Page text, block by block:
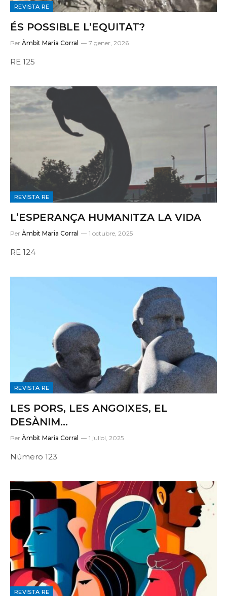
REVISTA RE
ÉS POSSIBLE L’EQUITAT?
Per Àmbit Maria Corral 7 gener, 2026
RE 125
REVISTA RE
L’ESPERANÇA HUMANITZA LA VIDA
Per Àmbit Maria Corral 1 octubre, 2025
RE 124
REVISTA RE
LES PORS, LES ANGOIXES, EL
DESÀNIM…
Per Àmbit Maria Corral 1 juliol, 2025
Número 123
REVISTA RE